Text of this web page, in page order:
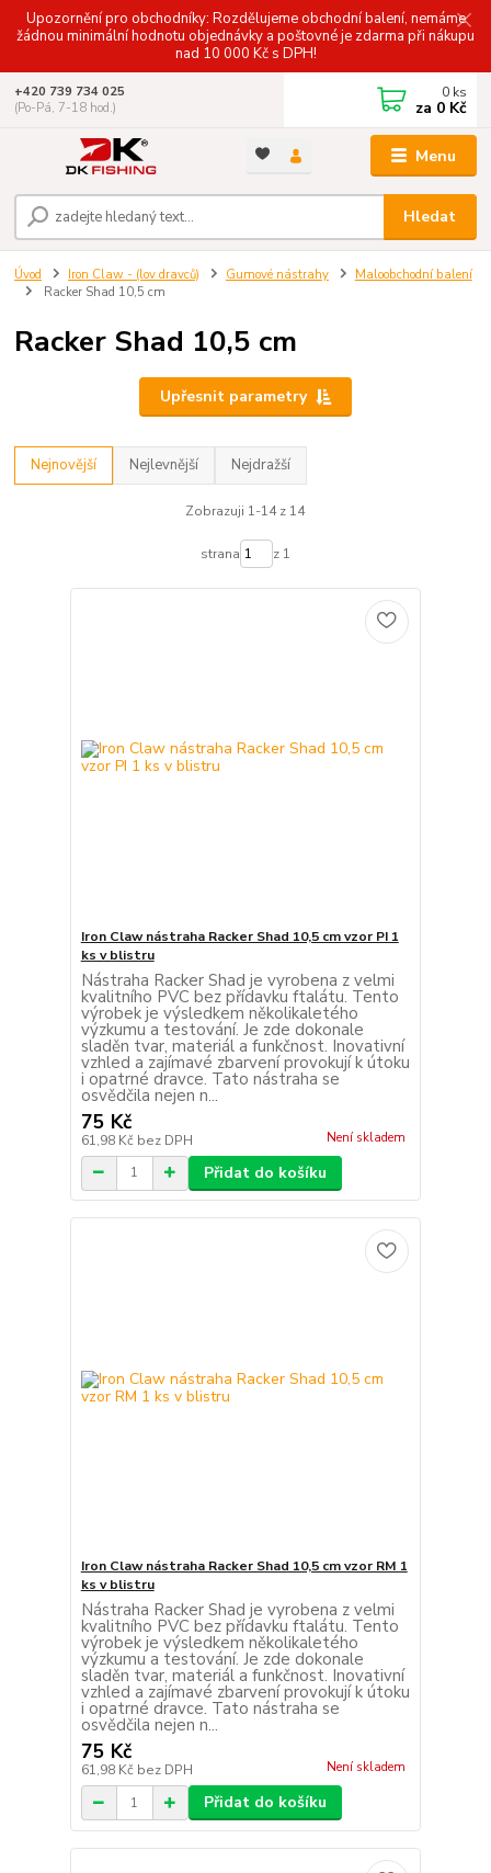
Upozornění pro obchodníky: Rozdělujeme obchodní balení, nemáme
žádnou minimální hodnotu objednávky a poštovné je zdarma při nákupu
nad 10 000 Kč s DPH!
Menu
Hledat
+420 739 734 025
(Po-Pá, 7-18 hod.)
0 ks
za 0 Kč
Úvod Iron Claw - (lov dravců) Gumové nástrahy
Maloobchodní balení
Racker Shad 10,5 cm
Racker Shad 10,5 cm
Upřesnit parametry
Nejnovější Nejlevnější Nejdražší
Zobrazuji 1-14 z 14
strana z 1
Iron Claw nástraha Racker Shad 10,5 cm vzor PI 1
ks v blistru
Nástraha Racker Shad je vyrobena z velmi
kvalitního PVC bez přídavku ftalátu. Tento
výrobek je výsledkem několikaletého
výzkumu a testování. Je zde dokonale
sladěn tvar, materiál a funkčnost. Inovativní
vzhled a zajímavé zbarvení provokují k útoku
i opatrné dravce. Tato nástraha se
osvědčila nejen n...
75 Kč
61,98 Kč bez DPH Není skladem
Přidat do košíku
Iron Claw nástraha Racker Shad 10,5 cm vzor RM 1
ks v blistru
Nástraha Racker Shad je vyrobena z velmi
kvalitního PVC bez přídavku ftalátu. Tento
výrobek je výsledkem několikaletého
výzkumu a testování. Je zde dokonale
sladěn tvar, materiál a funkčnost. Inovativní
vzhled a zajímavé zbarvení provokují k útoku
i opatrné dravce. Tato nástraha se
osvědčila nejen n...
75 Kč
61,98 Kč bez DPH Není skladem
Přidat do košíku